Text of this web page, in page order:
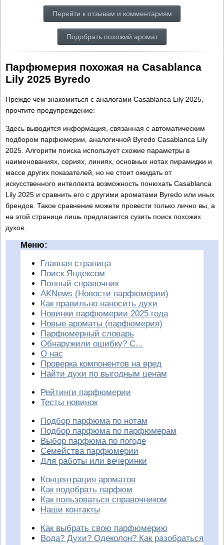
Перейти к отзывам и комментариям
Подобрать похожий аромат
Парфюмерия похожая на Casablanca
Lily 2025 Byredo
Прежде чем знакомиться с аналогами Casablanca Lily 2025,
прочтите предупреждение:
Здесь выводится информация, связанная с автоматическим
подбором парфюмерии, аналогичной Byredo Casablanca Lily
2025. Алгоритм поиска использует схожие параметры в
наименованиях, сериях, линиях, основных нотах пирамидки и
массе других показателей, но не стоит ожидать от
искусственного интеллекта возможность понюхать Casablanca
Lily 2025 и сравнить его с другими ароматами Byredo или иных
брендов. Такое сравнение можете провести только лично вы, а
на этой странице лишь предлагается сузить поиск похожих
духов.
Меню:
Главная страница
Поиск Яндексом
Полный справочник
AKNews (Новости парфюмерии)
Как правильно наносить духи
Новинки парфюмерии 2025 года
Новые ароматы (парфюмерия)
Парфюмерный словарь
Обнаружили ошибку? С...
О нас
Проверка компонентов на вред
Найти духи по выгодным ценам
Рейтинги парфюмерии
Тесты новинок
Подбор парфюма по нотам
Подбор парфюма по парфюмерам
Выбор парфюма по погоде
Семейства парфюмерии
Для работы или вечеринки
Концентрация ароматов
Как подобрать парфюм
Как пользоваться справочником
Наши контакты
Как выбрать свою парфюмерию
Вода? Духи? Одеколон? Как разобраться